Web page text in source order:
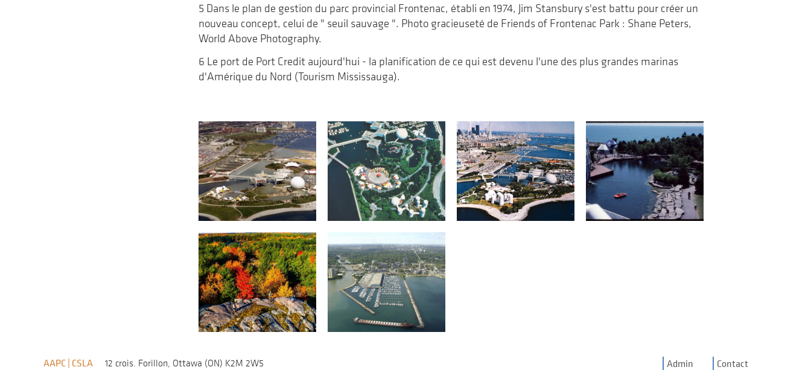
5 Dans le plan de gestion du parc provincial Frontenac, établi en 1974, Jim Stansbury s'est battu pour créer un
nouveau concept, celui de " seuil sauvage ". Photo gracieuseté de Friends of Frontenac Park : Shane Peters,
World Above Photography.
6 Le port de Port Credit aujourd'hui - la planification de ce qui est devenu l'une des plus grandes marinas
d'Amérique du Nord (Tourism Mississauga).
AAPC | CSLA 12 crois. Forillon, Ottawa (ON) K2M 2W5 Contact
Admin